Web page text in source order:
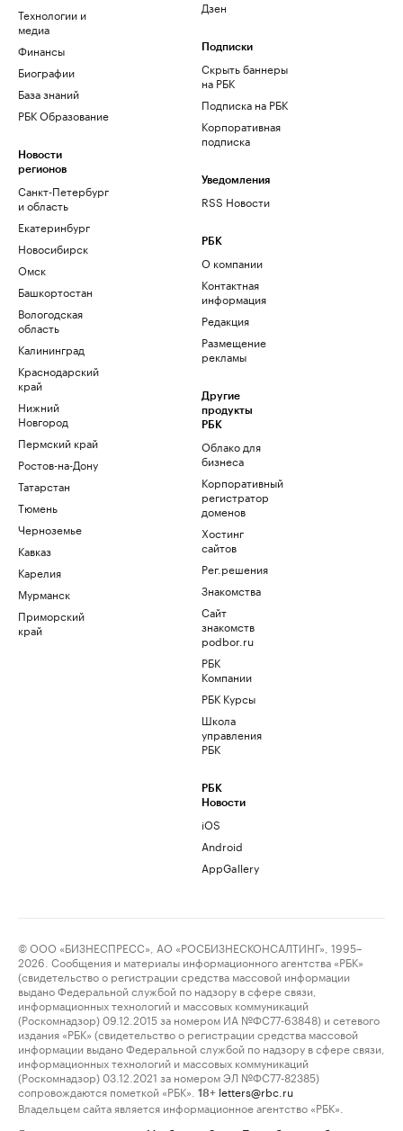
Технологии и
медиа
Финансы
Биографии
База знаний
РБК Образование
Новости
регионов
Санкт-Петербург
и область
Екатеринбург
Новосибирск
Омск
Башкортостан
Вологодская
область
Калининград
Краснодарский
край
Нижний
Новгород
Пермский край
Ростов-на-Дону
Татарстан
Тюмень
Черноземье
Кавказ
Карелия
Мурманск
Приморский
край
Дзен
Подписки
Скрыть баннеры
на РБК
Подписка на РБК
Корпоративная
подписка
Уведомления
RSS Новости
РБК
О компании
Контактная
информация
Редакция
Размещение
рекламы
Другие
продукты
РБК
Облако для
бизнеса
Корпоративный
регистратор
доменов
Хостинг
сайтов
Рег.решения
Знакомства
Сайт
знакомств
podbor.ru
РБК
Компании
РБК Курсы
Школа
управления
РБК
РБК
Новости
iOS
Android
AppGallery
© ООО «БИЗНЕСПРЕСС», АО «РОСБИЗНЕСКОНСАЛТИНГ», 1995–
2026. Сообщения и материалы информационного агентства «РБК»
(свидетельство о регистрации средства массовой информации
выдано Федеральной службой по надзору в сфере связи,
информационных технологий и массовых коммуникаций
(Роскомнадзор) 09.12.2015 за номером ИА №ФС77-63848) и сетевого
издания «РБК» (свидетельство о регистрации средства массовой
информации выдано Федеральной службой по надзору в сфере связи,
информационных технологий и массовых коммуникаций
(Роскомнадзор) 03.12.2021 за номером ЭЛ №ФС77-82385)
сопровождаются пометкой «РБК».
18+ letters@rbc.ru
Владельцем сайта является информационное агентство «РБК».